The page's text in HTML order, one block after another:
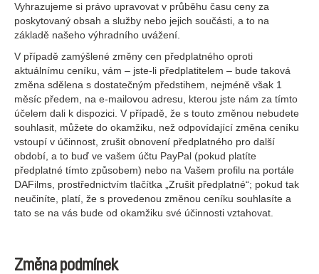
Vyhrazujeme si právo upravovat v průběhu času ceny za
poskytovaný obsah a služby nebo jejich součásti, a to na
základě našeho výhradního uvážení.
V případě zamýšlené změny cen předplatného oproti
aktuálnímu ceníku, vám – jste-li předplatitelem – bude taková
změna sdělena s dostatečným předstihem, nejméně však 1
měsíc předem, na e-mailovou adresu, kterou jste nám za tímto
účelem dali k dispozici. V případě, že s touto změnou nebudete
souhlasit, můžete do okamžiku, než odpovídající změna ceníku
vstoupí v účinnost, zrušit obnovení předplatného pro další
období, a to buď ve vašem účtu PayPal (pokud platíte
předplatné tímto způsobem) nebo na Vašem profilu na portále
DAFilms, prostřednictvím tlačítka „Zrušit předplatné“; pokud tak
neučiníte, platí, že s provedenou změnou ceníku souhlasíte a
tato se na vás bude od okamžiku své účinnosti vztahovat.
Změna podmínek